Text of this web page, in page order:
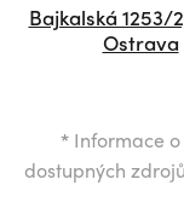
Bajkalská 1253/
Ostrava
* Informace
dostupných